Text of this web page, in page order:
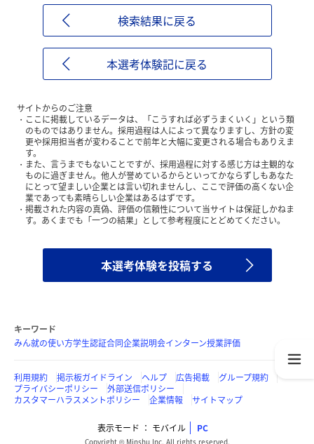
検索結果に戻る
本選考体験記に戻る
サイトからのご注意
ここに掲載しているデータは、「こうすれば必ずうまくいく」という類
のものではありません。採用過程は人によって異なりますし、方針の変
更や採用担当者が変わることで前年と大幅に変更される場合もありえま
す。
また、言うまでもないことですが、採用過程に対する感じ方は主観的な
ものに過ぎません。他人が誉めているからといってかならずしもあなた
にとって望ましい企業とは言い切れませんし、ここで評価の高くない企
業であっても素晴らしい企業はあるはずです。
掲載された内容の真偽、評価の信頼性について当サイトは保証しかねま
す。あくまでも「一つの結果」として参考程度にとどめてください。
本選考体験を投稿する
キーワード
みん就の使い方学生認証合同企業説明会インターン授業評価
利用規約 掲示板ガイドライン ヘルプ 広告掲載
グループ規約
プライバシーポリシー
外部送信ポリシー
カスタマーハラスメントポリシー
企業情報 サイトマップ
表示モード モバイル PC
Copyright © Minshu Inc. All rights reserved.